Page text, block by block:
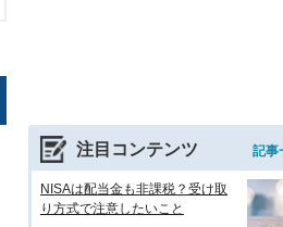
注目コンテンツ 記
NISAは配当金も非課税？受け取
り方式で注意したいこと